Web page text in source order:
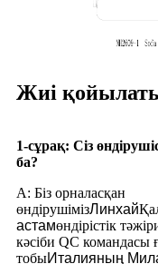
Жиі
1-сұрақ: Сіз
ба?
A: Біз орналасқан
өндірушімізЛинхай
астамөндірістік
кәсіби QC командасы
тобыИталияның